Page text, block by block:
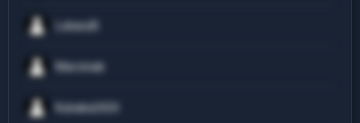
LukaszB
Marciniak
Kubaka2424